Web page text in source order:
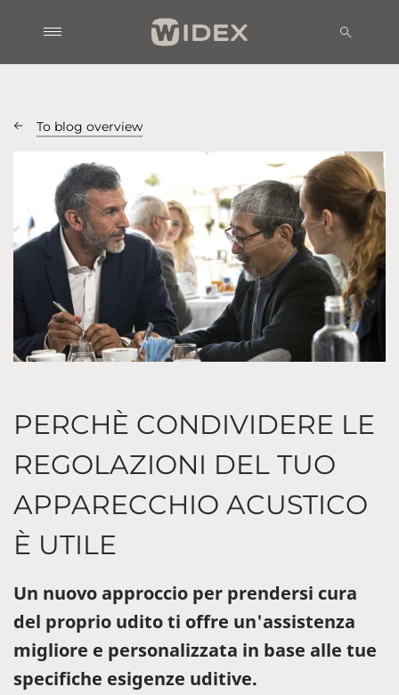
To blog overview
PERCHÈ CONDIVIDERE LE
REGOLAZIONI DEL TUO
APPARECCHIO ACUSTICO
È UTILE
Un nuovo approccio per prendersi cura
del proprio udito ti offre un'assistenza
migliore e personalizzata in base alle tue
specifiche esigenze uditive.